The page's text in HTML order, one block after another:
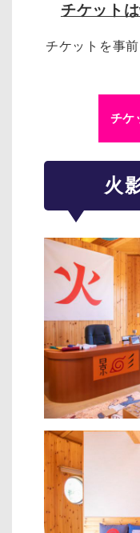
チケット
チケットを事
チケ
火